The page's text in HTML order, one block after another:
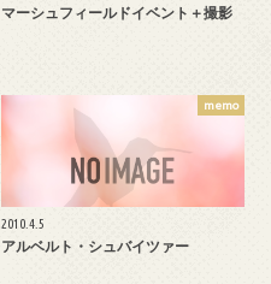
マーシュフィールドイベント＋撮影
memo
2010.4.5
アルベルト・シュバイツァー